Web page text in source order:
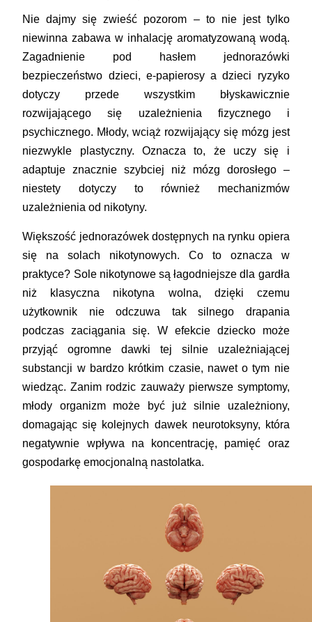
Nie dajmy się zwieść pozorom – to nie jest tylko
niewinna zabawa w inhalację aromatyzowaną wodą.
Zagadnienie pod hasłem jednorazówki
bezpieczeństwo dzieci, e-papierosy a dzieci ryzyko
dotyczy przede wszystkim błyskawicznie
rozwijającego się uzależnienia fizycznego i
psychicznego. Młody, wciąż rozwijający się mózg jest
niezwykle plastyczny. Oznacza to, że uczy się i
adaptuje znacznie szybciej niż mózg dorosłego –
niestety dotyczy to również mechanizmów
uzależnienia od nikotyny.
Większość jednorazówek dostępnych na rynku opiera
się na solach nikotynowych. Co to oznacza w
praktyce? Sole nikotynowe są łagodniejsze dla gardła
niż klasyczna nikotyna wolna, dzięki czemu
użytkownik nie odczuwa tak silnego drapania
podczas zaciągania się. W efekcie dziecko może
przyjąć ogromne dawki tej silnie uzależniającej
substancji w bardzo krótkim czasie, nawet o tym nie
wiedząc. Zanim rodzic zauważy pierwsze symptomy,
młody organizm może być już silnie uzależniony,
domagając się kolejnych dawek neurotoksyny, która
negatywnie wpływa na koncentrację, pamięć oraz
gospodarkę emocjonalną nastolatka.